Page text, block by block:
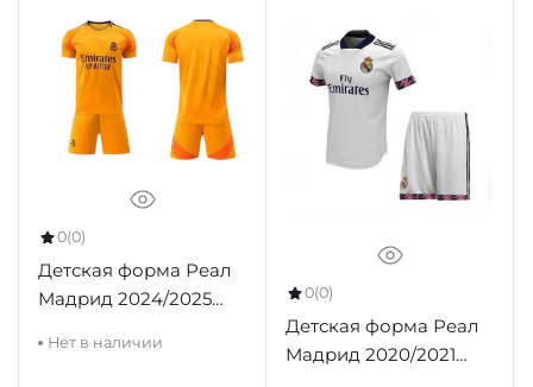
0(0)
Детская форма Реал
Мадрид 2024/2025
Нет в наличии
0(0)
Детская форма Реал
Мадрид 2020/2021